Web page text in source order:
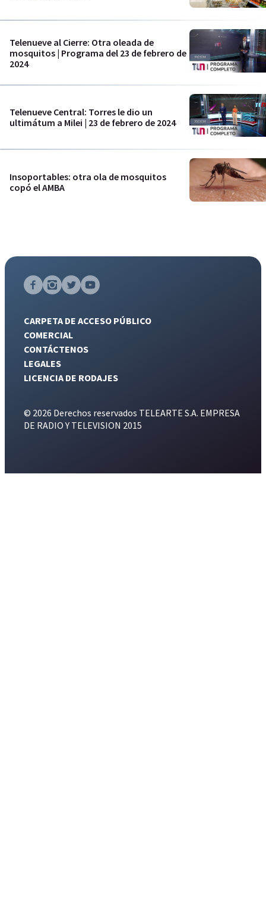
Telenueve al Cierre: Otra oleada de
mosquitos | Programa del 23 de febrero de
2024
Telenueve Central: Torres le dio un
ultimátum a Milei | 23 de febrero de 2024
Insoportables: otra ola de mosquitos
copó el AMBA
CARPETA DE ACCESO PÚBLICO
COMERCIAL
CONTÁCTENOS
LEGALES
LICENCIA DE RODAJES
© 2026 Derechos reservados TELEARTE S.A. EMPRESA
DE RADIO Y TELEVISION 2015